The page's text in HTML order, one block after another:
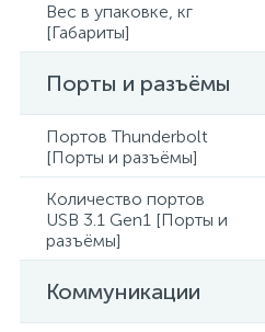
Вес в упаковке, кг
[Габариты]
Порты и разъёмы
Портов Thunderbolt
[Порты и разъёмы]
Количество портов
USB 3.1 Gen1 [Порты и
разъёмы]
Коммуникации